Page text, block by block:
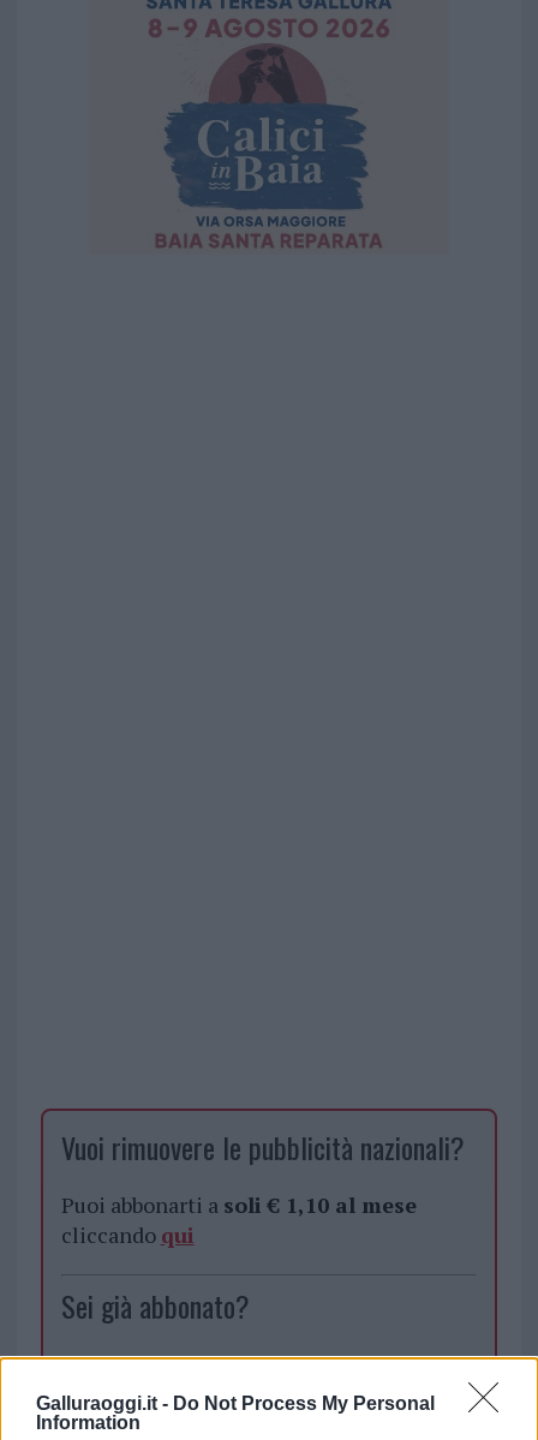
Galluraoggi.it - Do Not Process My Personal
Information
Vuoi rimuovere le pubblicità nazionali?
Puoi abbonarti a soli € 1,10 al mese
cliccando qui
Sei già abbonato?
Puoi effettuare l'accesso andando nella
sezione Login dal menù del sito o
cliccando